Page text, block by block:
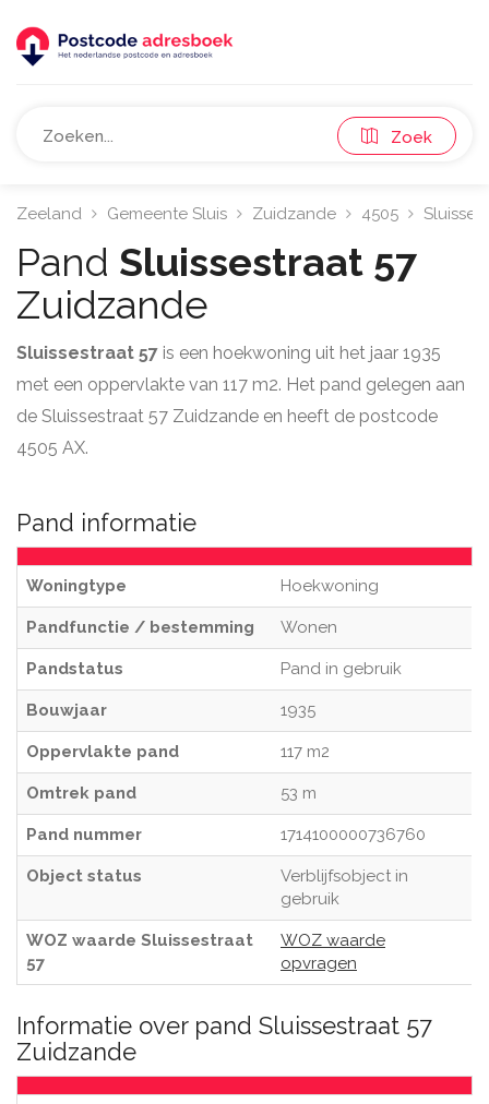
Zoek
Zeeland Gemeente Sluis Zuidzande 4505
Pand Sluissestraat 57
Zuidzande
Sluissestraat 57 is een hoekwoning uit het jaar 1935
met een oppervlakte van 117 m2. Het pand gelegen aan
de Sluissestraat 57 Zuidzande en heeft de postcode
4505 AX.
Pand informatie
Woningtype Hoekwoning
Pandfunctie / bestemming Wonen
Pandstatus Pand in gebruik
Bouwjaar 1935
Oppervlakte pand 117 m2
Omtrek pand 53 m
Pand nummer 1714100000736760
Object status
Verblijfsobject in
gebruik
WOZ waarde Sluissestraat
57
WOZ waarde
opvragen
Informatie over pand Sluissestraat 57
Zuidzande